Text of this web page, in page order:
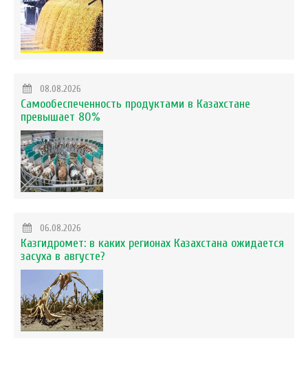
08.08.2026
Самообеспеченность продуктами в Казахстане
превышает 80%
06.08.2026
Казгидромет: в каких регионах Казахстана ожидается
засуха в августе?